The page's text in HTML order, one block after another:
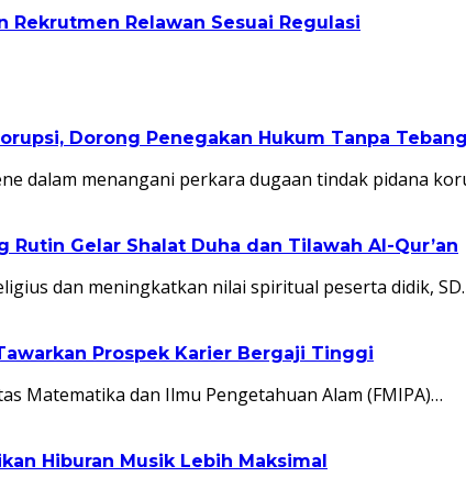
Rekrutmen Relawan Sesuai Regulasi
Dorong Penegakan Hukum Tanpa
dalam menangani perkara dugaan tindak pidana
Gelar Shalat Duha dan Tilawah Al-Qur’an
dan meningkatkan nilai spiritual peserta didik,
Prospek Karier Bergaji Tinggi
Matematika dan Ilmu Pengetahuan Alam (FMIPA)…
Hiburan Musik Lebih Maksimal